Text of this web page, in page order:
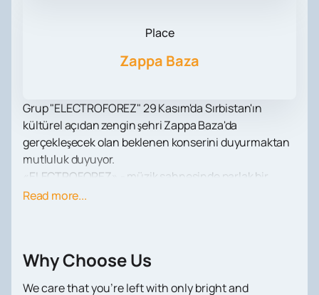
Place
Zappa Baza
Grup "ELECTROFOREZ" 29 Kasım'da Sırbistan'ın
kültürel açıdan zengin şehri Zappa Baza'da
gerçekleşecek olan beklenen konserini duyurmaktan
mutluluk duyuyor.
«ELECTROFOREZ» - müzik sahnesinde parlak bir
fenomen, ilk kez synth-pop ve elektronik unsurları
kendisini Rus elektronik müziğinin en alakalı ve canlı
Read more...
Why Choose Us
We care that you’re left with only bright and